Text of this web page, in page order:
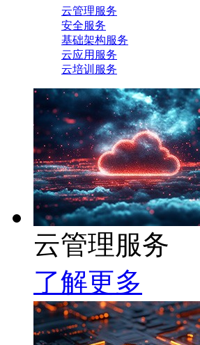
云管理服务
安全服务
基础架构服务
云应用服务
云培训服务
云管理服务
了解更多